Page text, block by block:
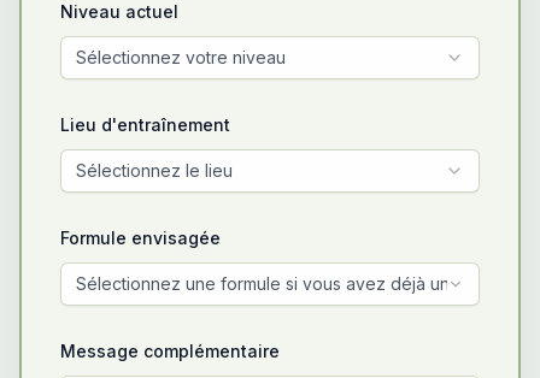
Niveau actuel
Sélectionnez votre niveau
Lieu d'entraînement
Sélectionnez le lieu
Formule envisagée
Sélectionnez une formule si vous avez déjà une idée
Message complémentaire